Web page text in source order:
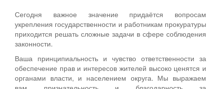
Сегодня важное значение придаётся вопросам
укрепления государственности и работникам прокуратуры
приходится решать сложные задачи в сфере соблюдения
законности.
Ваша принципиальность и чувство ответственности за
обеспечение прав и интересов жителей высоко ценятся и
органами власти, и населением округа. Мы выражаем